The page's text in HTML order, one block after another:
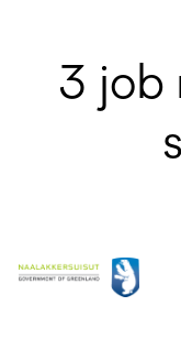
3 job